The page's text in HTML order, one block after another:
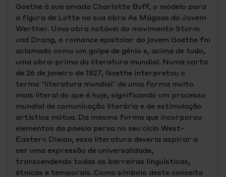
Goethe à sua amada Charlotte Buff, o modelo para
a figura de Lotte na sua obra As Mágoas do Jovem
Werther. Uma obra notável do movimento Sturm
und Drang, o romance epistolar do jovem Goethe foi
aclamado como um golpe de génio e, acima de tudo,
uma obra-prima da literatura mundial. Numa carta
de 26 de janeiro de 1827, Goethe interpretou o
termo “literatura mundial” de uma forma muito
mais literal do que é hoje, significando um processo
mundial de comunicação literária e de estimulação
artística mútua. Da mesma forma que incorporou
elementos da poesia persa no seu ciclo West-
Eastern Diwan, essa literatura deveria aspirar a
ser uma expressão de universalidade,
transcendendo todas as barreiras linguísticas,
étnicas e temporais. Como símbolo deste conceito